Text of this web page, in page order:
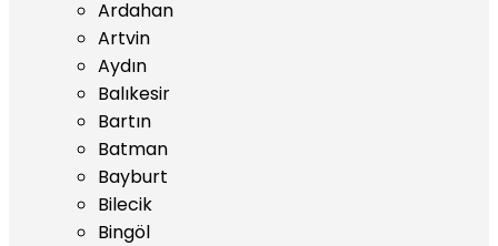
Ardahan
Artvin
Aydın
Balıkesir
Bartın
Batman
Bayburt
Bilecik
Bingöl